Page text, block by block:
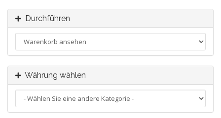
Durchführen
Währung wählen